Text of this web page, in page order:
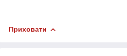
Приховати